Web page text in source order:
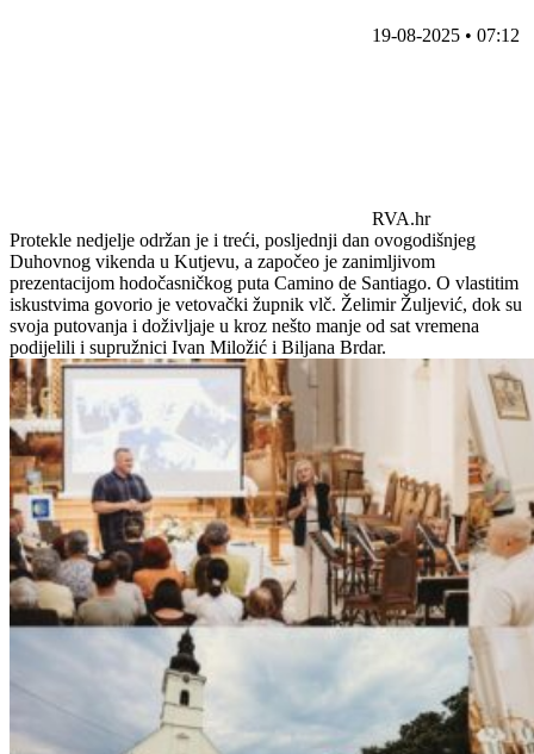
19-08-2025 • 07:12
RVA.hr
Protekle nedjelje održan je i treći, posljednji dan ovogodišnjeg
Duhovnog vikenda u Kutjevu, a započeo je zanimljivom
prezentacijom hodočasničkog puta Camino de Santiago. O vlastitim
iskustvima govorio je vetovački župnik vlč. Želimir Žuljević, dok su
svoja putovanja i doživljaje u kroz nešto manje od sat vremena
podijelili i supružnici Ivan Miložić i Biljana Brdar.